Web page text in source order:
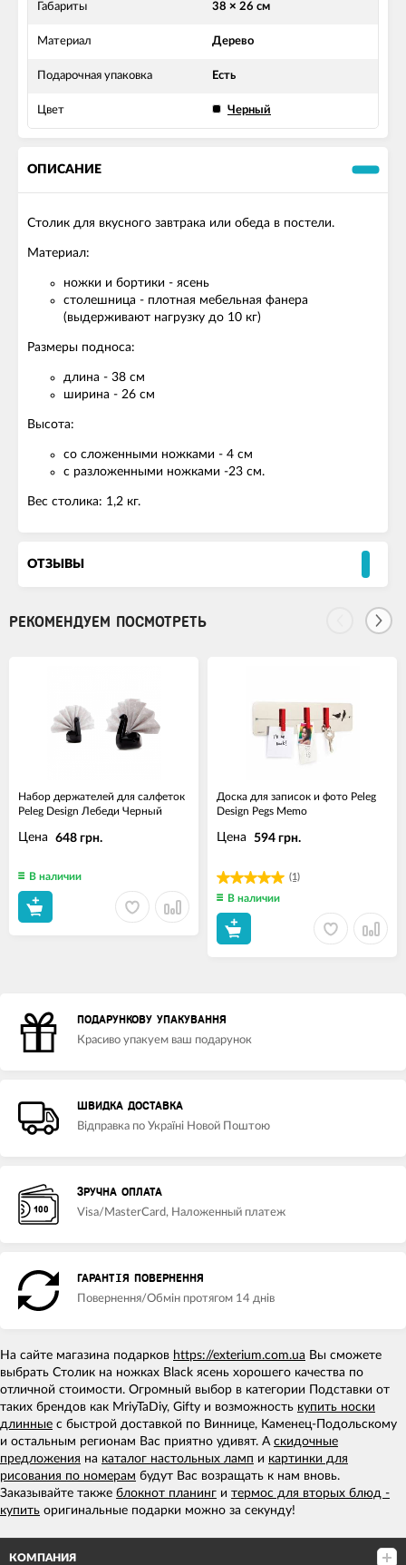
Габариты 38 × 26 см
Материал Дерево
Подарочная упаковка Есть
Цвет Черный
ОПИСАНИЕ
Столик для вкусного завтрака или обеда в постели.
Материал:
ножки и бортики - ясень
столешница - плотная мебельная фанера
(выдерживают нагрузку до 10 кг)
Размеры подноса:
длина - 38 см
ширина - 26 см
Высота:
со сложенными ножками - 4 см
с разложенными ножками -23 см.
Вес столика: 1,2 кг.
ОТЗЫВЫ
РЕКОМЕНДУЕМ ПОСМОТРЕТЬ
Набор держателей для салфеток
Peleg Design Лебеди Черный
Цена 648 грн.
В наличии
Доска для записок и фото Peleg
Design Pegs Memo
(1)
Цена 594 грн.
В наличии
ПОДАРУНКОВУ УПАКУВАННЯ
Красиво упакуем ваш подарунок
ШВИДКА ДОСТАВКА
Відправка по Україні Новой Поштою
ЗРУЧНА ОПЛАТА
Visa/MasterCard, Наложенный платеж
ГАРАНТІЯ ПОВЕРНЕННЯ
Повернення/Обмін протягом 14 днів
На сайте магазина подарков https://exterium.com.ua Вы сможете
выбрать Столик на ножках Black ясень хорошего качества по
отличной стоимости. Огромный выбор в категории Подставки от
таких брендов как MriyTaDiy, Gifty и возможность купить носки
длинные с быстрой доставкой по Виннице, Каменец-Подольскому
и остальным регионам Вас приятно удивят. А скидочные
предложения на каталог настольных ламп и картинки для
рисования по номерам будут Вас возращать к нам вновь.
Заказывайте также блокнот планинг и термос для вторых блюд -
купить оригинальные подарки можно за секунду!
КОМПАНИЯ